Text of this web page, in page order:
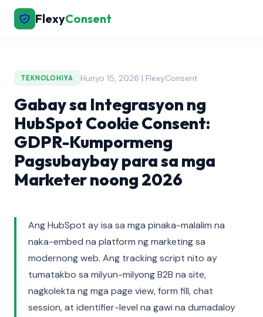
FlexyConsent
TEKNOLOHIYA Hunyo 15, 2026 | FlexyConsent
Gabay sa Integrasyon ng
HubSpot Cookie Consent:
GDPR-Kumpormeng
Pagsubaybay para sa mga
Marketer noong 2026
Ang HubSpot ay isa sa mga pinaka-malalim na
naka-embed na platform ng marketing sa
modernong web. Ang tracking script nito ay
tumatakbo sa milyun-milyong B2B na site,
nagkolekta ng mga page view, form fill, chat
session, at identifier-level na gawi na dumadaloy